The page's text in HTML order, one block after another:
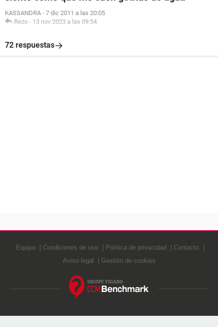
KASSANDRA - 7 dic 2011 a las 20:05
Rezo - 13 nov 2023 a las 09:54
72 respuestas
Equipo Condiciones de uso Política de privacidad
Contacto
Aviso legal
Gestión de cookies